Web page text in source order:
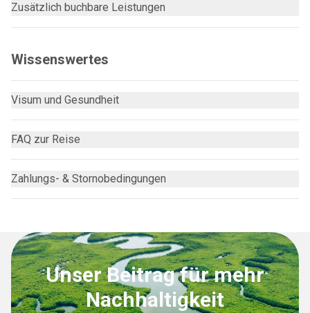
Zusätzlich buchbare Leistungen
Wissenswertes
Visum und Gesundheit
FAQ zur Reise
Zahlungs- & Stornobedingungen
Unser Beitrag für mehr
Nachhaltigkeit